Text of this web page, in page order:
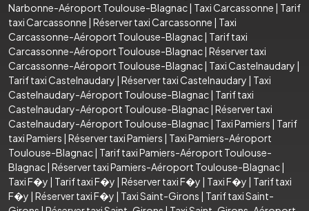
Narbonne-Aéroport Toulouse-Blagnac| Taxi Carcassonne | Tarif
taxi Carcassonne | Réserver taxi Carcassonne | Taxi
Carcassonne-Aéroport Toulouse-Blagnac| Tarif taxi
Carcassonne-Aéroport Toulouse-Blagnac| Réserver taxi
Carcassonne-Aéroport Toulouse-Blagnac| Taxi Castelnaudary |
Tarif taxi Castelnaudary | Réserver taxi Castelnaudary | Taxi
Castelnaudary-Aéroport Toulouse-Blagnac| Tarif taxi
Castelnaudary-Aéroport Toulouse-Blagnac| Réserver taxi
Castelnaudary-Aéroport Toulouse-Blagnac| Taxi Pamiers | Tarif
taxi Pamiers | Réserver taxi Pamiers | Taxi Pamiers-Aéroport
Toulouse-Blagnac| Tarif taxi Pamiers-Aéroport Toulouse-
Blagnac| Réserver taxi Pamiers-Aéroport Toulouse-Blagnac|
Taxi F�y | Tarif taxi F�y | Réserver taxi F�y | Taxi F�y | Tarif taxi
F�y | Réserver taxi F�y | Taxi Saint-Girons | Tarif taxi Saint-